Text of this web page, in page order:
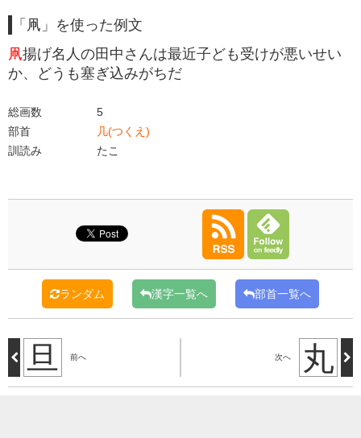
「凧」を使った例文
凧揚げ名人の田中さんは最近子ども受けが悪いせい
か、どうも塞ぎ込みがちだ
総画数
5
部首
几(つくえ)
訓読み
たこ
ランダム 漢字一覧へ 部首一覧へ
旦 前へ 丸
次へ